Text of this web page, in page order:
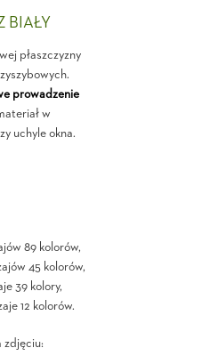
BIAŁY
płaszczyzny
prowadzenie
w
uchyle okna.
89 kolorów,
45 kolorów,
39 kolory,
12 kolorów.
zdjęciu: